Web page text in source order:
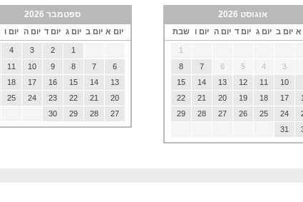
אוגוסט 2026
א יום ב יום ג יום ד יום ה יום ו שבת
1
3
4
5
6
7
8
10
11
12
13
14
15
17
18
19
20
21
22
24
25
26
27
28
29
31
ספטמבר 2026
יום א יום ב יום ג יום ד יום ה יום ו
1
2
3
4
6
7
8
9
10
11
13
14
15
16
17
18
20
21
22
23
24
25
27
28
29
30